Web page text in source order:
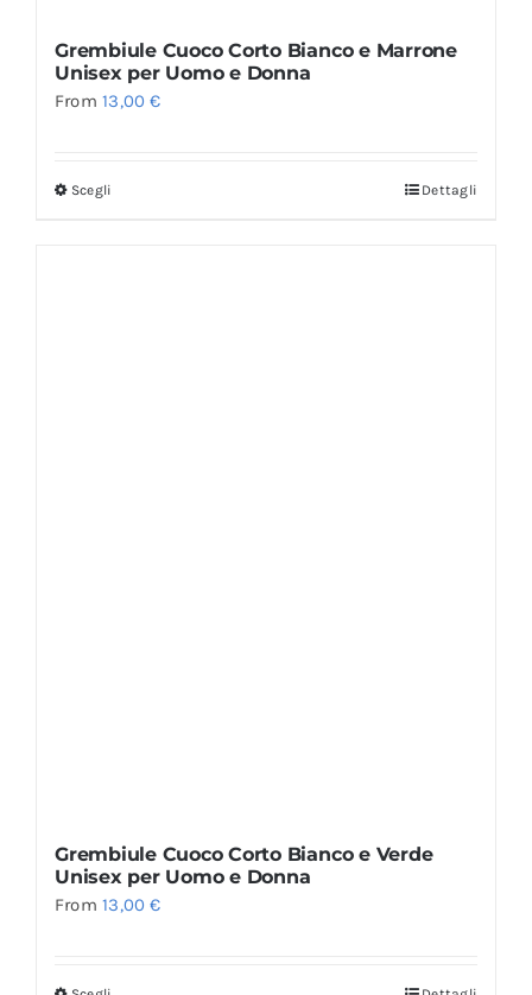
Grembiule Cuoco Corto Bianco e Marrone
Unisex per Uomo e Donna
From13,00€
Scegli Dettagli
Grembiule Cuoco Corto Bianco e Verde
Unisex per Uomo e Donna
From13,00€